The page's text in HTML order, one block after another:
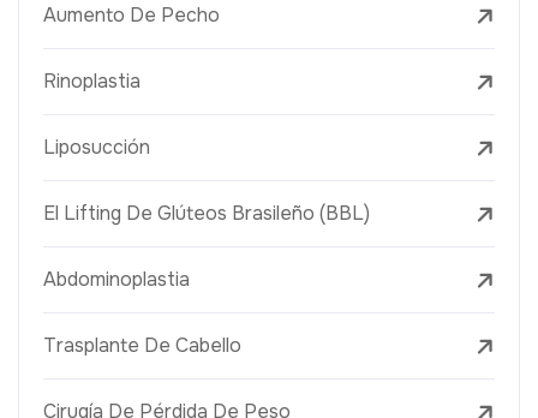
Aumento De Pecho
Rinoplastia
Liposucción
El Lifting De Glúteos Brasileño (BBL)
Abdominoplastia
Trasplante De Cabello
Cirugía De Pérdida De Peso